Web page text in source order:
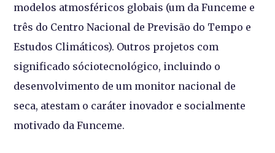
modelos atmosféricos globais (um da Funceme e
três do Centro Nacional de Previsão do Tempo e
Estudos Climáticos). Outros projetos com
significado sóciotecnológico, incluindo o
desenvolvimento de um monitor nacional de
seca, atestam o caráter inovador e socialmente
motivado da Funceme.